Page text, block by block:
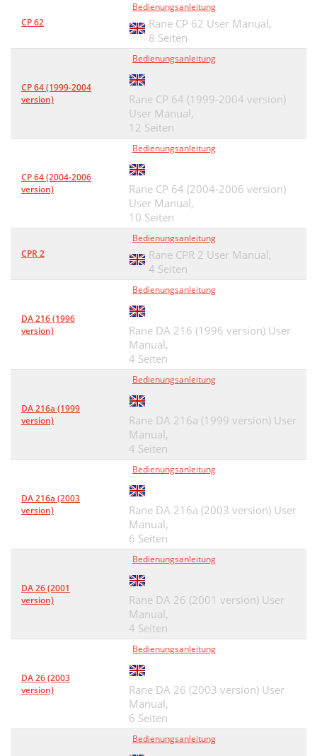
CP 62
Bedienungsanleitung
Rane CP 62 User Manual,
8 Seiten
CP 64 (1999-2004
version)
Bedienungsanleitung
Rane CP 64 (1999-2004 version)
User Manual,
12 Seiten
CP 64 (2004-2006
version)
Bedienungsanleitung
Rane CP 64 (2004-2006 version)
User Manual,
10 Seiten
CPR 2
Bedienungsanleitung
Rane CPR 2 User Manual,
4 Seiten
DA 216 (1996
version)
Bedienungsanleitung
Rane DA 216 (1996 version) User
Manual,
4 Seiten
DA 216a (1999
version)
Bedienungsanleitung
Rane DA 216a (1999 version) User
Manual,
4 Seiten
DA 216a (2003
version)
Bedienungsanleitung
Rane DA 216a (2003 version) User
Manual,
6 Seiten
DA 26 (2001
version)
Bedienungsanleitung
Rane DA 26 (2001 version) User
Manual,
4 Seiten
DA 26 (2003
version)
Bedienungsanleitung
Rane DA 26 (2003 version) User
Manual,
6 Seiten
Bedienungsanleitung